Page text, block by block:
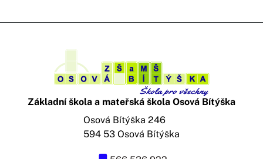
Základní škola a mateřská škola Osová Bítýška
Osová Bítýška 246
594 53 Osová Bítýška